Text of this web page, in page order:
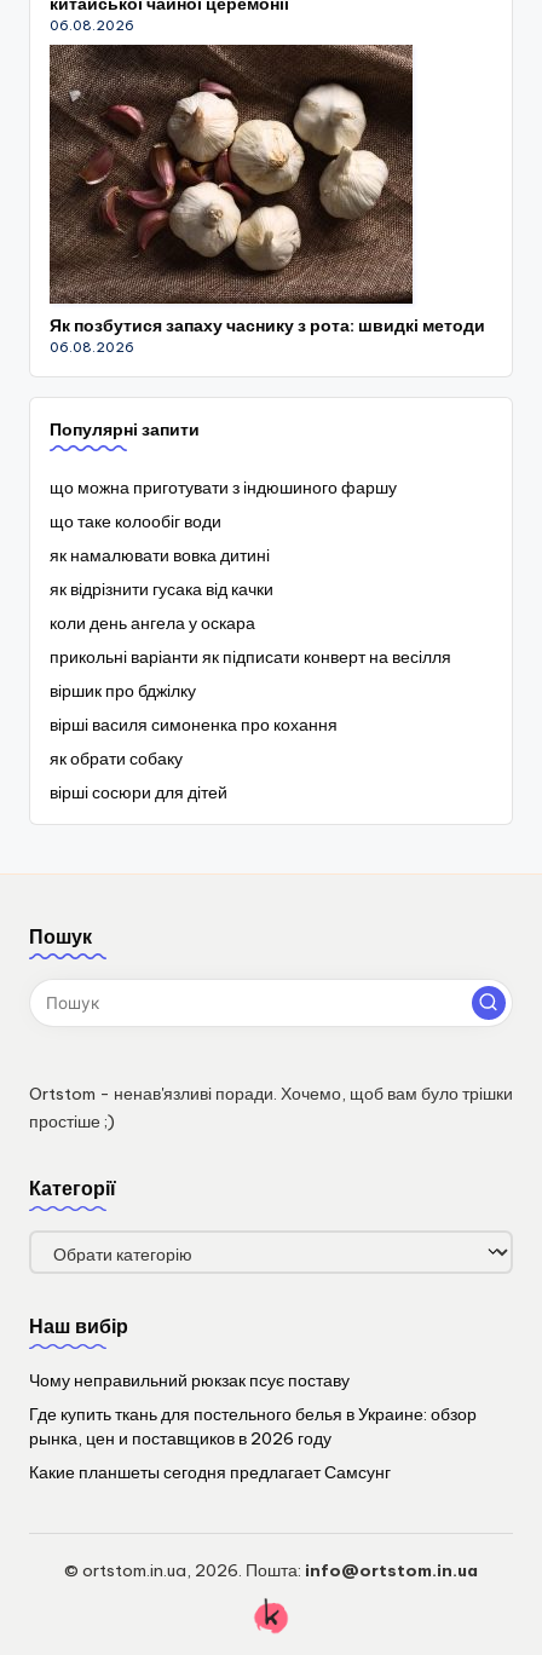
06.08.2026
Як позбутися запаху часнику з рота: швидкі методи
06.08.2026
Популярні запити
що можна приготувати з індюшиного фаршу
що таке колообіг води
як намалювати вовка дитині
як відрізнити гусака від качки
коли день ангела у оскара
прикольні варіанти як підписати конверт на весілля
віршик про бджілку
вірші василя симоненка про кохання
як обрати собаку
вірші сосюри для дітей
Пошук
Ortstom - ненав'язливі поради. Хочемо, щоб вам було трішки
простіше ;)
Категорії
Категорії
Наш вибір
Чому неправильний рюкзак псує поставу
Где купить ткань для постельного белья в Украине: обзор
рынка, цен и поставщиков в 2026 году
Какие планшеты сегодня предлагает Самсунг
© ortstom.in.ua, 2026. Пошта: info@ortstom.in.ua